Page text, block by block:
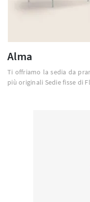
Alma
Ti offriamo la sedia da
più originali Sedie fisse di